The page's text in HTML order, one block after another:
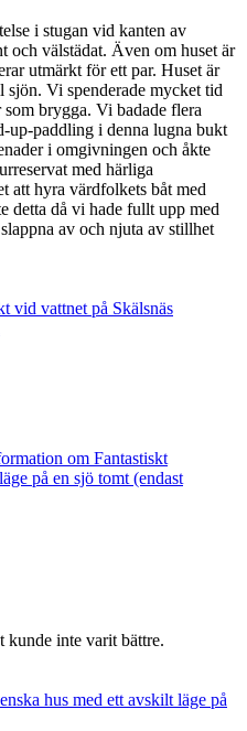
i stugan vid kanten av
och välstädat. Även om huset är
utmärkt för ett par. Huset är
Vi spenderade mycket tid
som brygga. Vi badade flera
up-paddling i denna lugna bukt
i omgivningen och åkte
med härliga
att hyra värdfolkets båt med
detta då vi hade fullt upp med
av och njuta av stillhet
vid vattnet på Skälsnäs
om Fantastiskt
på en sjö tomt (endast
kunde inte varit bättre.
hus med ett avskilt läge på